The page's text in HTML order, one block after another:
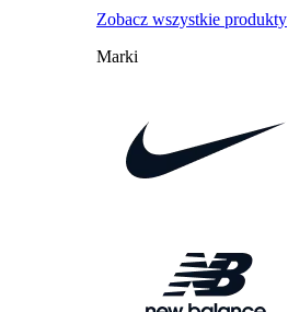
Zobacz wszystkie produkty
Marki